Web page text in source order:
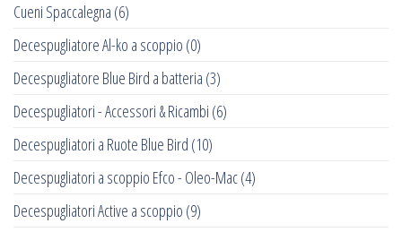
Cueni Spaccalegna (6)
Decespugliatore Al-ko a scoppio (0)
Decespugliatore Blue Bird a batteria (3)
Decespugliatori - Accessori & Ricambi (6)
Decespugliatori a Ruote Blue Bird (10)
Decespugliatori a scoppio Efco - Oleo-Mac(4)
Decespugliatori Active a scoppio (9)